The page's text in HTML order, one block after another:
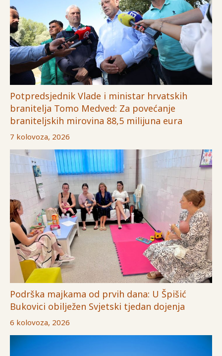
Potpredsjednik Vlade i ministar hrvatskih
branitelja Tomo Medved: Za povećanje
braniteljskih mirovina 88,5 milijuna eura
7 kolovoza, 2026
Podrška majkama od prvih dana: U Špišić
Bukovici obilježen Svjetski tjedan dojenja
6 kolovoza, 2026